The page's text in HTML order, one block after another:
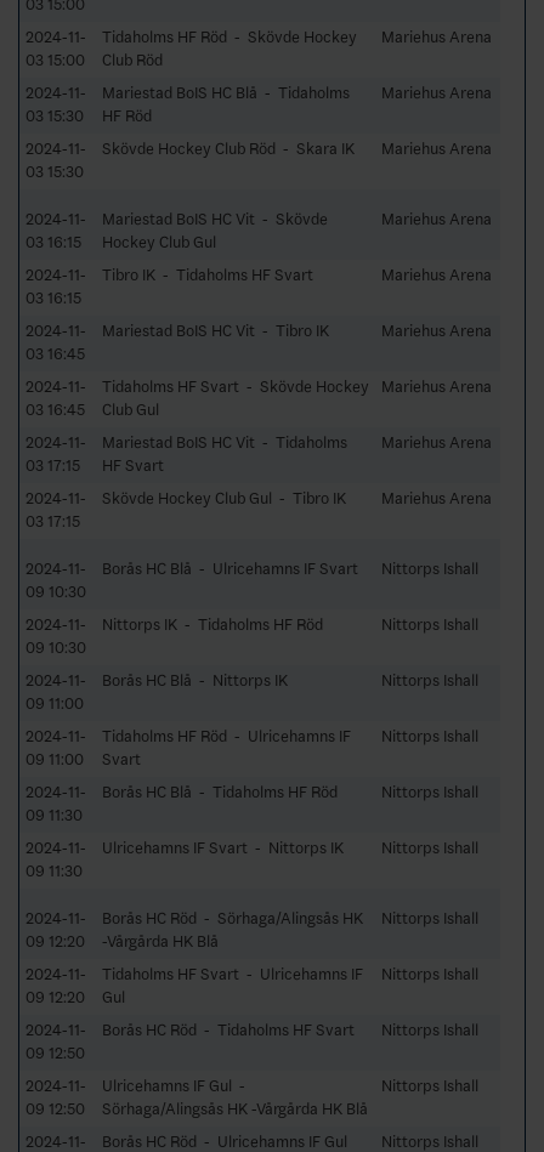
2024-11-
03 15:00
Tidaholms HF Röd - Skövde Hockey
Club Röd
Mariehus Arena
2024-11-
03 15:30
Mariestad BoIS HC Blå - Tidaholms
HF Röd
Mariehus Arena
2024-11-
03 15:30
Skövde Hockey Club Röd - Skara IK Mariehus Arena
2024-11-
03 16:15
Mariestad BoIS HC Vit - Skövde
Hockey Club Gul
Mariehus Arena
2024-11-
03 16:15
Tibro IK - Tidaholms HF Svart Mariehus Arena
2024-11-
03 16:45
Mariestad BoIS HC Vit - Tibro IK Mariehus Arena
2024-11-
03 16:45
Tidaholms HF Svart - Skövde Hockey
Club Gul
Mariehus Arena
2024-11-
03 17:15
Mariestad BoIS HC Vit - Tidaholms
HF Svart
Mariehus Arena
2024-11-
03 17:15
Skövde Hockey Club Gul - Tibro IK Mariehus Arena
2024-11-
09 10:30
Borås HC Blå - Ulricehamns IF Svart Nittorps Ishall
2024-11-
09 10:30
Nittorps IK - Tidaholms HF Röd Nittorps Ishall
2024-11-
09 11:00
Borås HC Blå - Nittorps IK Nittorps Ishall
2024-11-
09 11:00
Tidaholms HF Röd - Ulricehamns IF
Svart
Nittorps Ishall
2024-11-
09 11:30
Borås HC Blå - Tidaholms HF Röd Nittorps Ishall
2024-11-
09 11:30
Ulricehamns IF Svart - Nittorps IK Nittorps Ishall
2024-11-
09 12:20
Borås HC Röd - Sörhaga/Alingsås HK
-Vårgårda HK Blå
Nittorps Ishall
2024-11-
09 12:20
Tidaholms HF Svart - Ulricehamns IF
Gul
Nittorps Ishall
2024-11-
09 12:50
Borås HC Röd - Tidaholms HF Svart Nittorps Ishall
2024-11-
09 12:50
Ulricehamns IF Gul -
Sörhaga/Alingsås HK -Vårgårda HK Blå
Nittorps Ishall
2024-11-
Borås HC Röd - Ulricehamns IF Gul Nittorps Ishall